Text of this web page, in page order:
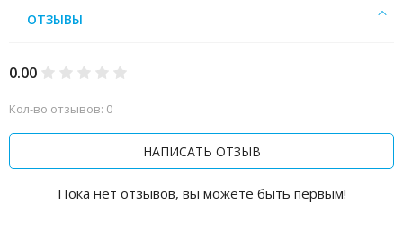
ОТЗЫВЫ
0.00
Кол-во отзывов: 0
НАПИСАТЬ ОТЗЫВ
Пока нет отзывов, вы можете быть первым!